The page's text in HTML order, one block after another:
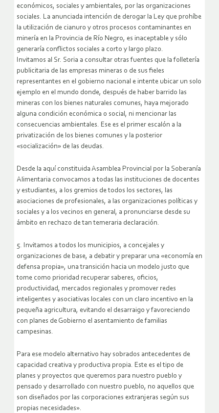
económicos, sociales y ambientales, por las organizaciones
sociales. La anunciada intención de derogar la Ley que prohíbe
la utilización de cianuro y otros procesos contaminantes en
minería en la Provincia de Río Negro, es inaceptable y sólo
generaría conflictos sociales a corto y largo plazo.
Invitamos al Sr. Soria a consultar otras fuentes que la folletería
publicitaria de las empresas mineras o de sus fieles
representantes en el gobierno nacional e intente ubicar un solo
ejemplo en el mundo donde, después de haber barrido las
mineras con los bienes naturales comunes, haya mejorado
alguna condición económica o social, ni mencionar las
consecuencias ambientales. Ese es el primer escalón a la
privatización de los bienes comunes y la posterior
«socialización» de las deudas.
Desde la aquí constituida Asamblea Provincial por la Soberanía
Alimentaria convocamos a todas las instituciones de docentes
y estudiantes, a los gremios de todos los sectores, las
asociaciones de profesionales, a las organizaciones políticas y
sociales y a los vecinos en general, a pronunciarse desde su
ámbito en rechazo de tan temeraria declaración.
5. Invitamos a todos los municipios, a concejales y
organizaciones de base, a debatir y preparar una «economía en
defensa propia», una transición hacia un modelo justo que
tome como prioridad recuperar saberes, oficios,
productividad, mercados regionales y promover redes
inteligentes y asociativas locales con un claro incentivo en la
pequeña agricultura, evitando el desarraigo y favoreciendo
con planes de Gobierno el asentamiento de familias
campesinas.
Para ese modelo alternativo hay sobrados antecedentes de
capacidad creativa y productiva propia. Este es el tipo de
planes y proyectos que queremos para nuestro pueblo y
pensado y desarrollado con nuestro pueblo, no aquellos que
son diseñados por las corporaciones extranjeras según sus
propias necesidades».